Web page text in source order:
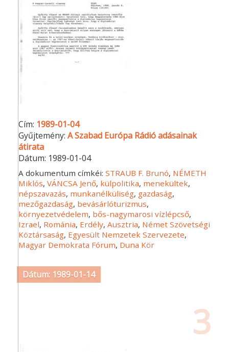
Cím: 1989-01-04
Gyűjtemény:A Szabad Európa Rádió adásainak
átirata
Dátum: 1989-01-04
A dokumentum címkéi:STRAUB F. Brunó, NÉMETH
Miklós,VÁNCSA Jenő, külpolitika, menekültek,
népszavazás, munkanélküliség, gazdaság,
mezőgazdaság, bevásárlóturizmus,
környezetvédelem, bős-nagymarosi vízlépcső,
Izrael, Románia, Erdély,Ausztria, Német Szövetségi
Köztársaság, Egyesült Nemzetek Szervezete,
Magyar Demokrata Fórum, Duna Kör
Dátum: 1989-01-14
3